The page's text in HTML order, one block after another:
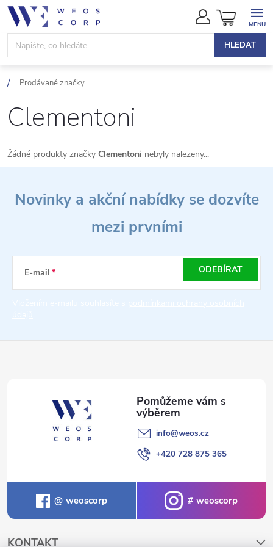
Přejít
obsah
HLEDAT
NÁKUPNÍ
KOŠÍK
Prodávané značky
Clementoni
Žádné produkty značky Clementoni nebyly nalezeny...
í
Novinky a akční nabídky se dozvíte
mezi prvními
E-mail ODEBÍRAT
info@weos.cz
+420 728 875 365
weoscorp weoscorp
KONTAKT